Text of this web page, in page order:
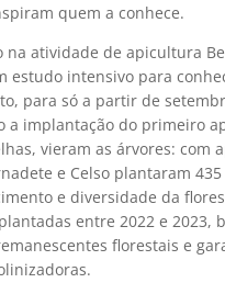
quem a conhece.
na atividade de apicultura
estudo intensivo para
para só a partir de
a implantação do primeiro
vieram as árvores: com
e Celso plantaram
e diversidade da
entre 2022 e 2023,
florestais e